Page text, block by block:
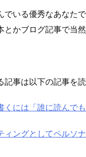
でいる優秀なあなた
とかブログ記事で当
事は以下の記事を読
くには「誰に読んで
ィングとしてペルソ